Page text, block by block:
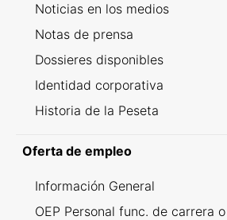
Noticias en los medios
Notas de prensa
Dossieres disponibles
Identidad corporativa
Historia de la Peseta
Oferta de empleo
Información General
OEP Personal func. de carrera